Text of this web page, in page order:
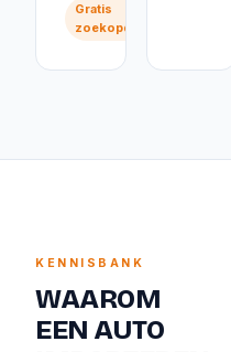
Gratis
zoekopdracht
KENNISBANK
WAAROM
EEN AUTO